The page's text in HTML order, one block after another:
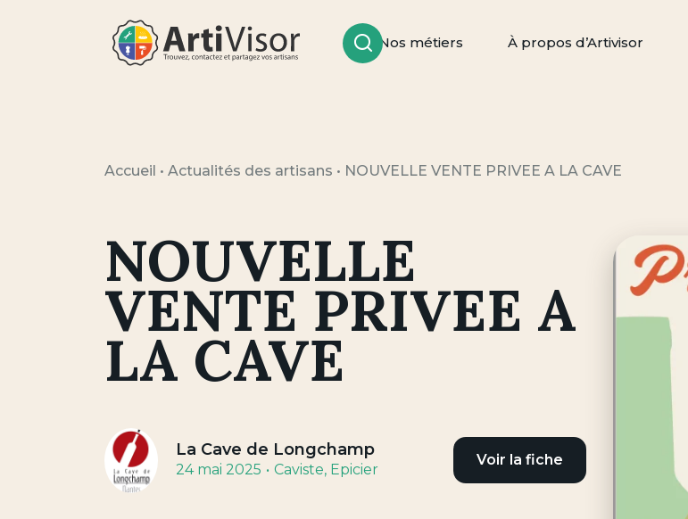
Nos métiers À propos d’Artivisor
Rechercher un artisan
Rechercher
Accueil • Actualités des artisans • NOUVELLE VENTE PRIVEE A LA CAVE
NOUVELLE
VENTE PRIVEE A
LA CAVE
La Cave de Longchamp
24 mai 2025 Caviste, Epicier
Voir la fiche